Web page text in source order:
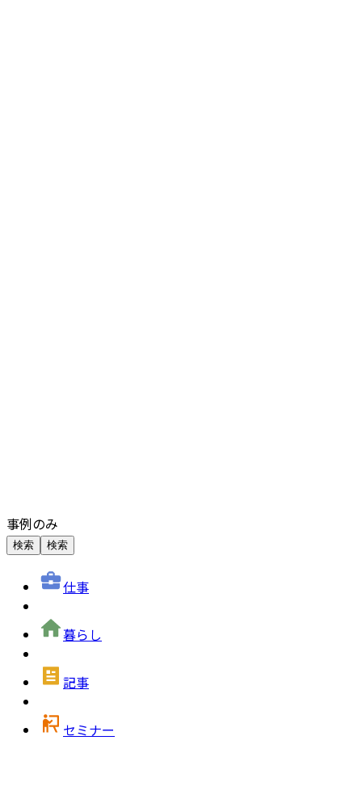
事例のみ
検索 検索
仕事
暮らし
記事
セミナー